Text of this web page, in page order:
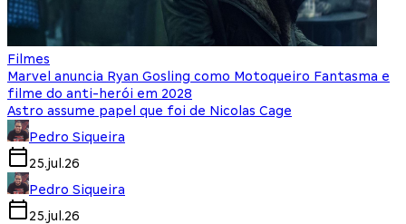
Filmes
Marvel anuncia Ryan Gosling como Motoqueiro Fantasma e
filme do anti-herói em 2028
Astro assume papel que foi de Nicolas Cage
Pedro Siqueira
25.jul.26
Pedro Siqueira
25.jul.26